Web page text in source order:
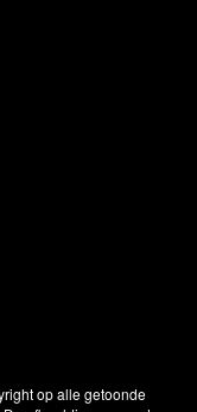
op alle getoonde